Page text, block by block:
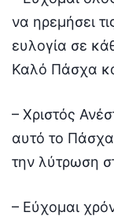
να ηρεμήσει
ευλογία σε
Καλό Πάσχα
– Χριστός
αυτό το
την λύτρωση
– Εύχομαι